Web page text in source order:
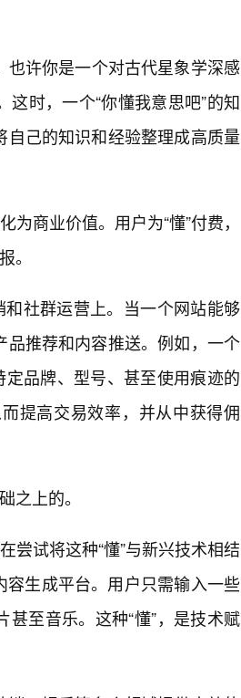
许你是一个对古代星象学深感
时，一个“你懂我意思吧”的知
己的知识和经验整理成高质量
商业价值。用户为“懂”付费，
。
社群运营上。当一个网站能够
推荐和内容推送。例如，一个
品牌、型号、甚至使用痕迹的
提高交易效率，并从中获得佣
之上的。
尝试将这种“懂”与新兴技术相结
生成平台。用户只需输入一些
至音乐。这种“懂”，是技术赋